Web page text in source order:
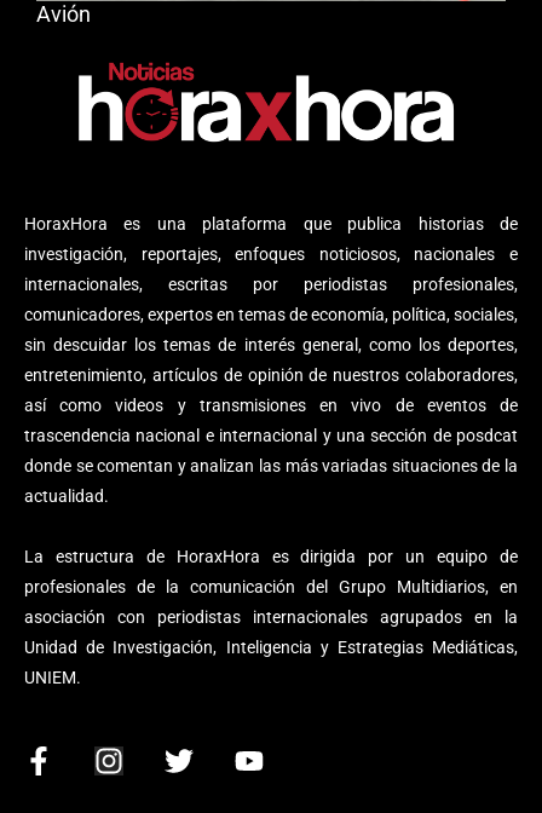
HoraxHora es una plataforma que publica historias de
investigación, reportajes, enfoques noticiosos, nacionales e
internacionales, escritas por periodistas profesionales,
comunicadores, expertos en temas de economía, política, sociales,
sin descuidar los temas de interés general, como los deportes,
entretenimiento, artículos de opinión de nuestros colaboradores,
así como videos y transmisiones en vivo de eventos de
trascendencia nacional e internacional y una sección de posdcat
donde se comentan y analizan las más variadas situaciones de la
actualidad.
La estructura de HoraxHora es dirigida por un equipo de
profesionales de la comunicación del Grupo Multidiarios, en
asociación con periodistas internacionales agrupados en la
Unidad de Investigación, Inteligencia y Estrategias Mediáticas,
UNIEM.
F
I
T
Y
Avión